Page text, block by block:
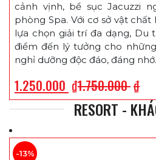
cảnh vịnh, bể sục Jacuzzi
phòng Spa. Với cơ sở vật
lựa chọn giải trí đa dạng, Du
điểm đến lý tưởng cho
nghỉ dưỡng độc đáo, đáng nhớ.
1.250.000 ₫1.750.000₫
RESORT -
-13%